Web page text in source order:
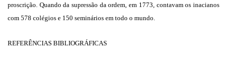
proscrição. Quando da supressão da ordem, em 1773, contavam os inacianos
com 578 colégios e 150 seminários em todo o mundo.
REFERÊNCIAS BIBLIOGRÁFICAS